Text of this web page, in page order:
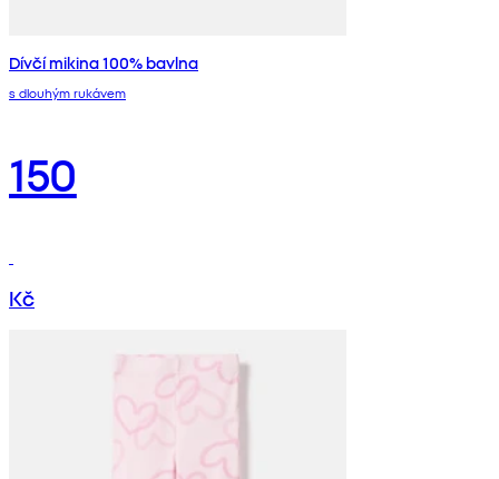
Dívčí mikina 100% bavlna
s dlouhým rukávem
150
Kč